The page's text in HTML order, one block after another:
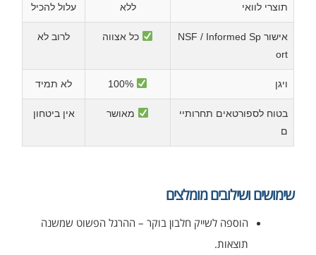
תוצרי לוואי ללא עלול להכיל
אישור NSF / Informed Sp
ort
כל אצווה לרוב לא
ויגן לא תמיד
בטוח לספורטאים תחרותיי
ם
מאושר אין ביטחון
שימושים ושילובים מומלצים
הוספה לשייק חלבון בוקר – ההרגל הפשוט שמשנה
תוצאות.